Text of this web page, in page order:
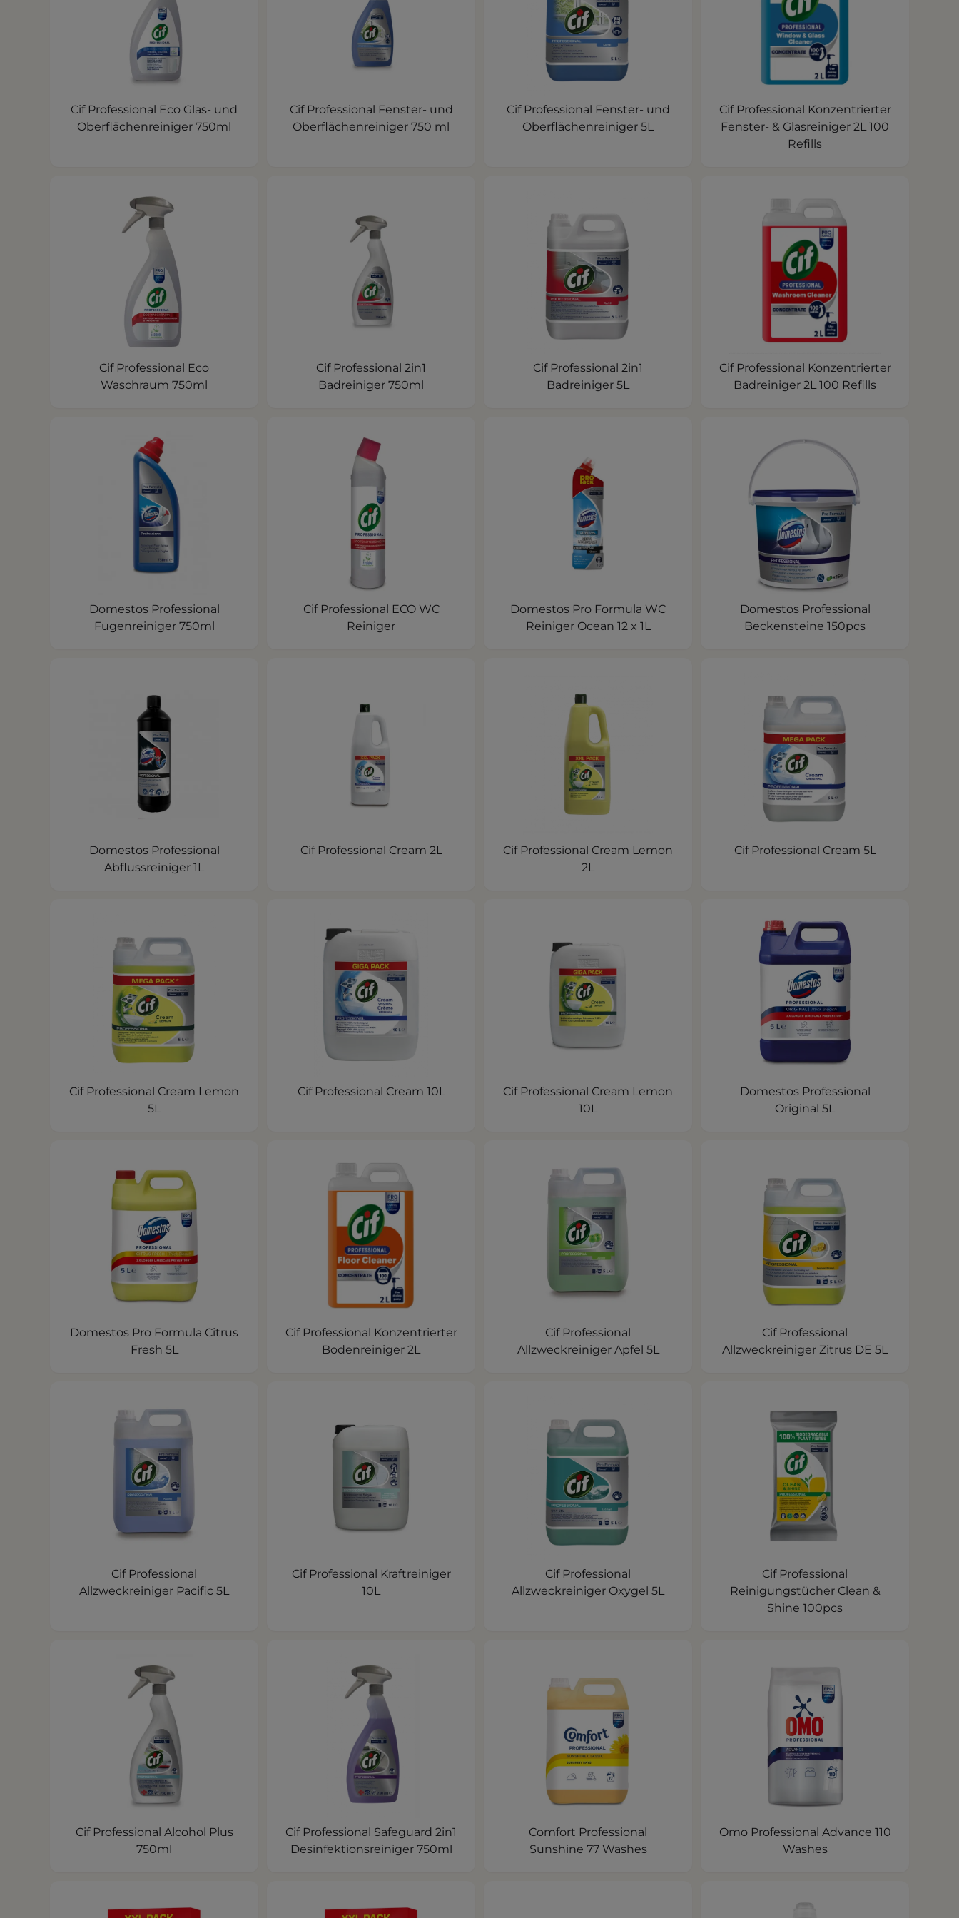
Cif Professional Eco Glas- und
Oberflächenreiniger 750ml
Cif Professional Fenster- und
Oberflächenreiniger 750 ml
Cif Professional Fenster- und
Oberflächenreiniger 5L
Cif Professional Konzentrierter
Fenster- & Glasreiniger 2L 100
Refills
Cif Professional Eco
Waschraum 750ml
Cif Professional 2in1
Badreiniger 750ml
Cif Professional 2in1
Badreiniger 5L
Cif Professional Konzentrierter
Badreiniger 2L 100 Refills
Domestos Professional
Fugenreiniger 750ml
Cif Professional ECO WC
Reiniger
Domestos Pro Formula WC
Reiniger Ocean 12 x 1L
Domestos Professional
Beckensteine 150pcs
Domestos Professional
Abflussreiniger 1L
Cif Professional Cream 2L
Cif Professional Cream Lemon
2L
Cif Professional Cream 5L
Cif Professional Cream Lemon
5L
Cif Professional Cream 10L
Cif Professional Cream Lemon
10L
Domestos Professional
Original 5L
Domestos Pro Formula Citrus
Fresh 5L
Cif Professional Konzentrierter
Bodenreiniger 2L
Cif Professional
Allzweckreiniger Apfel 5L
Cif Professional
Allzweckreiniger Zitrus DE 5L
Cif Professional
Allzweckreiniger Pacific 5L
Cif Professional Kraftreiniger
10L
Cif Professional
Allzweckreiniger Oxygel 5L
Cif Professional
Reinigungstücher Clean &
Shine 100pcs
Cif Professional Alcohol Plus
750ml
Cif Professional Safeguard 2in1
Desinfektionsreiniger 750ml
Comfort Professional
Sunshine 77 Washes
Omo Professional Advance 110
Washes